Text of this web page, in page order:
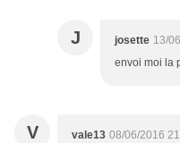
J josette 13/
envoi moi la
V vale13 08/06/2016